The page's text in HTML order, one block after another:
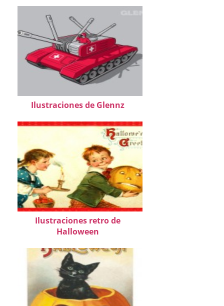
Ilustraciones de Glennz
Ilustraciones retro de
Halloween